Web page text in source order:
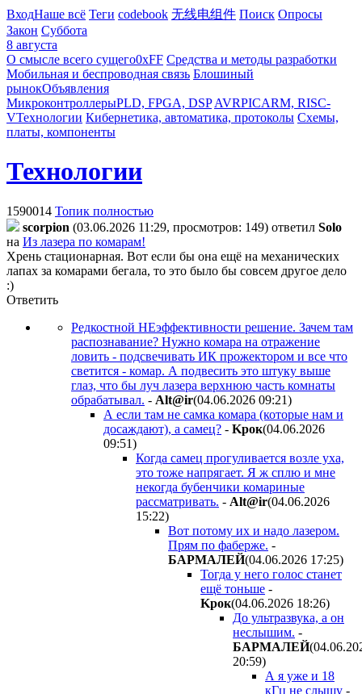
ВходНаше всё Теги codebook 无线电组件 Поиск Опросы
Закон Суббота
8 августа
О смысле всего сущего0xFF Средства и методы разработки
Мобильная и беспроводная связь Блошиный
рынокОбъявления
МикроконтроллерыPLD, FPGA, DSP AVRPICARM, RISC-
VТехнологии Кибернетика, автоматика, протоколы Схемы,
платы, компоненты
Технологии
1590014 Топик полностью
scorpion (03.06.2026 11:29, просмотров: 149) ответил Solo
на Из лазера по комарам!
Хрень стационарная. Вот если бы она ещё на механических
лапах за комарами бегала, то это было бы совсем другое дело
:)
Ответить
Редкостной НЕэффективности решение. Зачем там
распознавание? Нужно комара на отражение
ловить - подсвечивать ИК прожектором и все что
светится - комар. А подвесить это штуку выше
глаз, что бы луч лазера верхнюю часть комнаты
обрабатывал. - Alt@ir(04.06.2026 09:21)
А если там не самка комара (которые нам и
досаждают), а самец? - Kpoк(04.06.2026
09:51)
Когда самец прогуливается возле уха,
это тоже напрягает. Я ж сплю и мне
некогда бубенчики комариные
рассматривать. - Alt@ir(04.06.2026
15:22)
Вот потому их и надо лазером.
Прям по фаберже. -
БAPMAЛEЙ(04.06.2026 17:25)
Тогда у него голос станет
ещё тоньше -
Kpoк(04.06.2026 18:26)
До ультразвука, а он
неслышим. -
БAPMAЛEЙ
20:59)
А я уже и 18
кГц не слышу -